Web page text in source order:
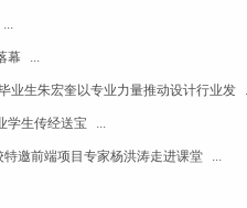
...
幕 ...
业生朱宏奎以专业力量推动设计行业发
生传经送宝​ ...
邀前端项目专家杨洪涛走进课堂 ...